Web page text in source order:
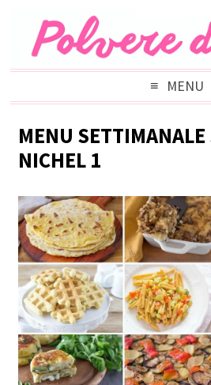
MENU
MENU SETTIMANALE
NICHEL 1